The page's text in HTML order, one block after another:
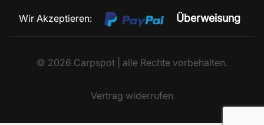
Wir Akzeptieren: Überweisung
© 2026 Carpspot | alle Rechte vorbehalten.
Vertrag widerrufen